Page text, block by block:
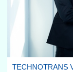
TECHNOTRANS